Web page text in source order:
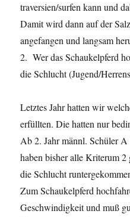
traversien/surfen kann und
Damit wird dann auf der
angefangen und langsam
2. Wer das Schaukelpferd
die Schlucht (Jugend/
Letztes Jahr hatten wir
erfüllten. Die hatten nur
Ab 2. Jahr männl. Schüler
haben bisher alle Kriterum
die Schlucht
Zum Schaukelpferd
Geschwindigkeit und muß